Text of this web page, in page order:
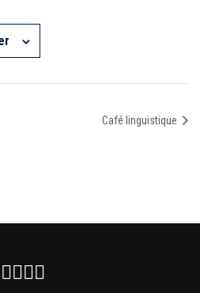
Café linguistique
Facebook
Instagram
Youtube